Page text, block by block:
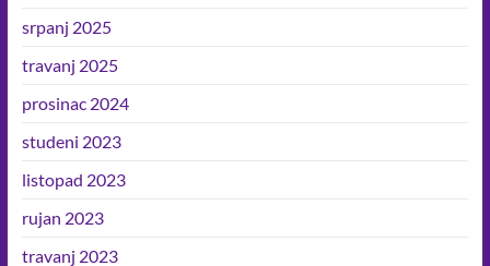
srpanj 2025
travanj 2025
prosinac 2024
studeni 2023
listopad 2023
rujan 2023
travanj 2023